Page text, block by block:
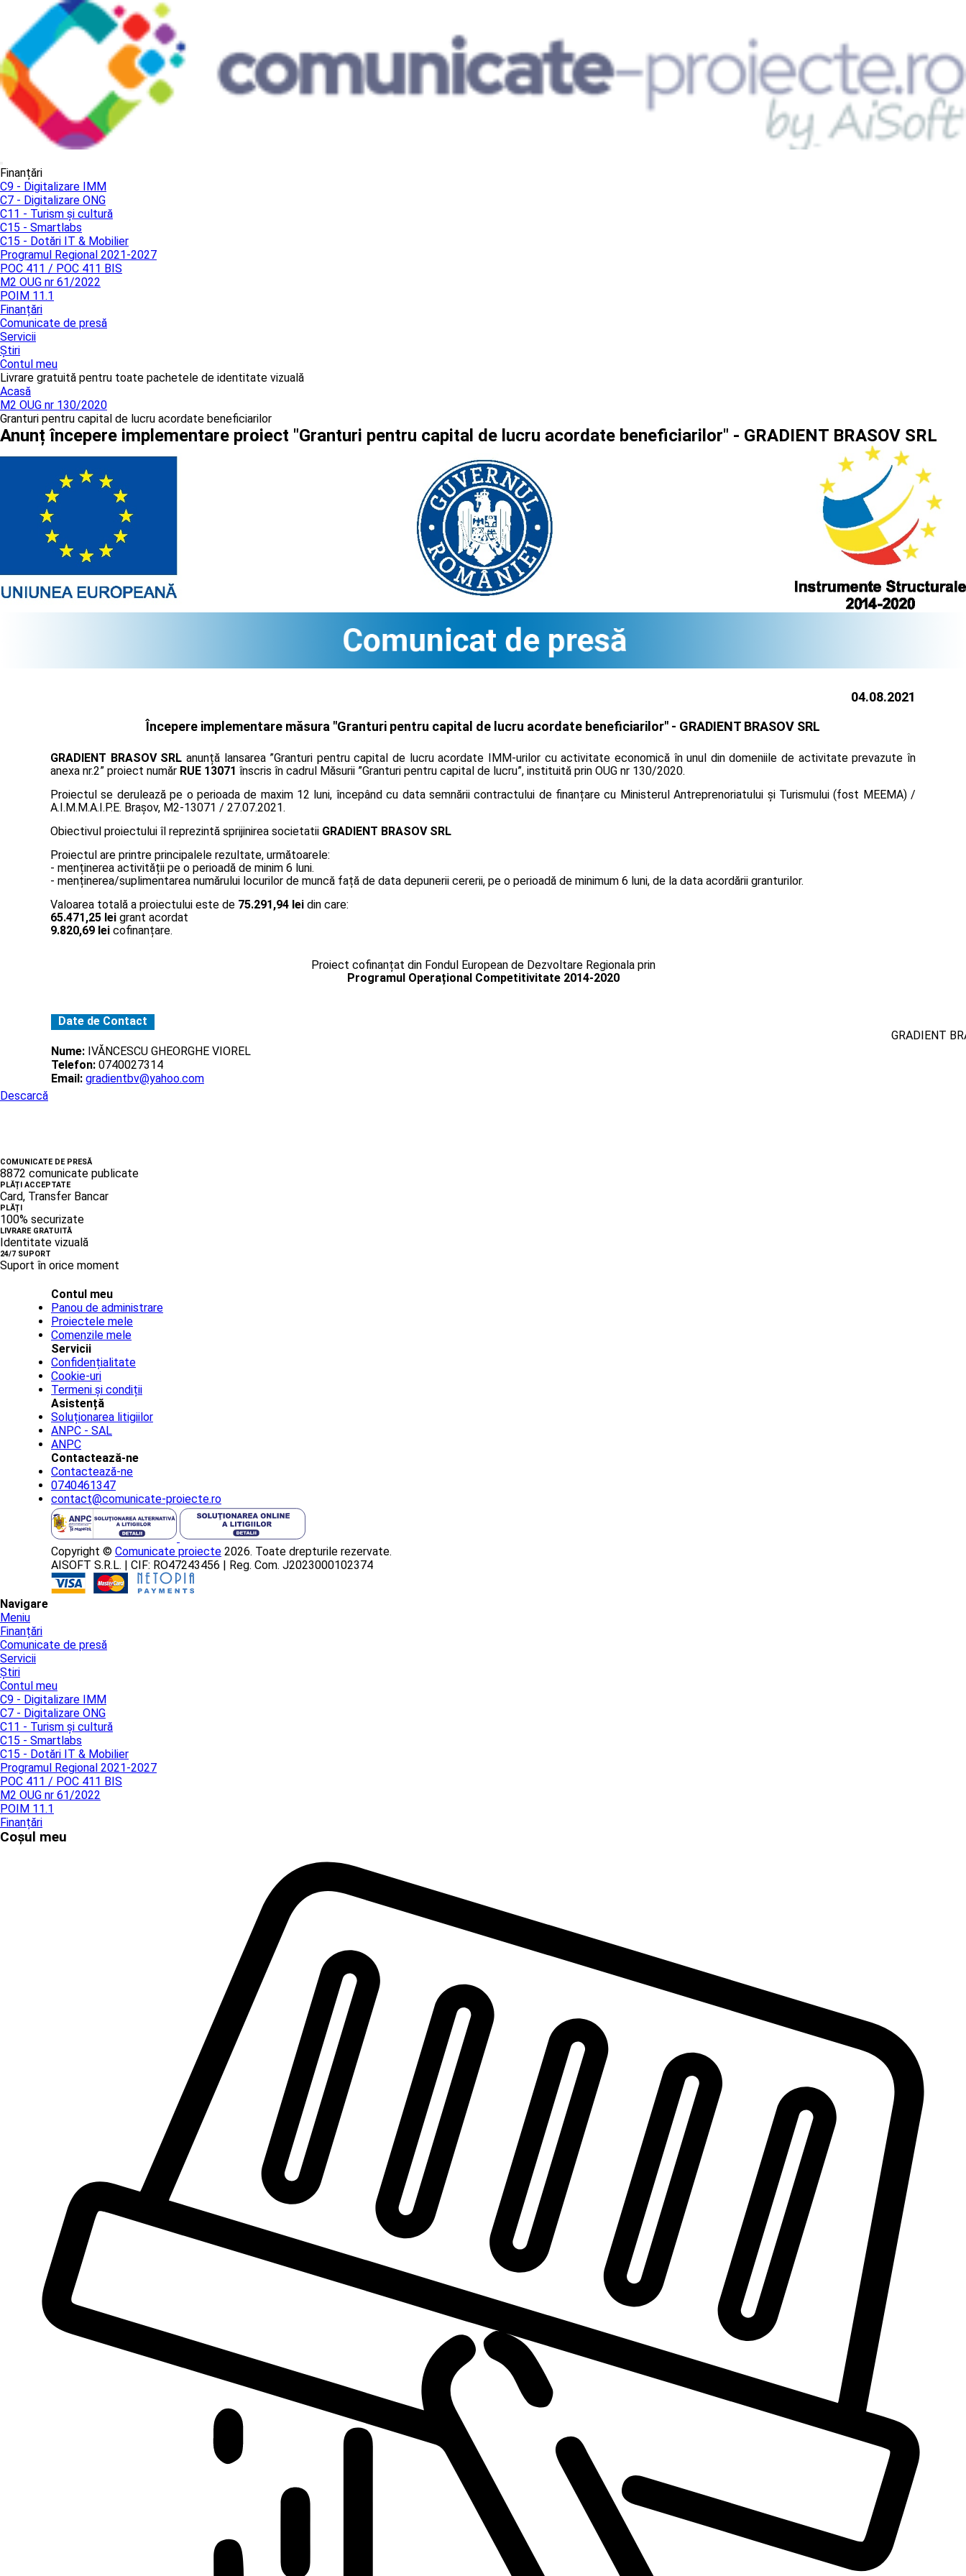
Finanțări
C9 - Digitalizare IMM
C7 - Digitalizare ONG
C11 - Turism și cultură
C15 - Smartlabs
C15 - Dotări IT & Mobilier
Programul Regional 2021-2027
POC 411 / POC 411 BIS
M2 OUG nr 61/2022
POIM 11.1
Finanțări
Comunicate de presă
Servicii
Știri
Contul meu
Livrare gratuită pentru toate pachetele de identitate vizuală
Acasă
M2 OUG nr 130/2020
Granturi pentru capital de lucru acordate beneficiarilor
Anunț începere implementare proiect "Granturi pentru capital de lucru acordate beneficiarilor" - GRADIENT BRASOV SRL
04.08.2021
Începere implementare măsura "Granturi pentru capital de lucru acordate beneficiarilor" - GRADIENT BRASOV SRL
GRADIENT BRASOV SRL anunță lansarea ”Granturi pentru capital de lucru acordate IMM-urilor cu activitate economică în unul din domeniile de activitate prevazute în
anexa nr.2” proiect număr RUE 13071 înscris în cadrul Măsurii ”Granturi pentru capital de lucru”, instituită prin OUG nr 130/2020.
Proiectul se derulează pe o perioada de maxim 12 luni, începând cu data semnării contractului de finanțare cu Ministerul Antreprenoriatului și Turismului (fost MEEMA) /
A.I.M.M.A.I.P.E. Braşov, M2-13071 / 27.07.2021.
Obiectivul proiectului îl reprezintă sprijinirea societatii GRADIENT BRASOV SRL
Proiectul are printre principalele rezultate, următoarele:
- menținerea activității pe o perioadă de minim 6 luni.
- menținerea/suplimentarea numărului locurilor de muncă față de data depunerii cererii, pe o perioadă de minimum 6 luni, de la data acordării granturilor.
Valoarea totală a proiectului este de 75.291,94 lei din care:
65.471,25 lei grant acordat
9.820,69 lei cofinanțare.
Proiect cofinanțat din Fondul European de Dezvoltare Regionala prin
Programul Operațional Competitivitate 2014-2020
Date de Contact
Nume: IVĂNCESCU GHEORGHE VIOREL
Telefon: 0740027314
Email: gradientbv@yahoo.com
GRADIENT
Descarcă
COMUNICATE DE PRESĂ
8872 comunicate publicate
PLĂȚI ACCEPTATE
Card, Transfer Bancar
PLĂȚI
100% securizate
LIVRARE GRATUITĂ
Identitate vizuală
24/7 SUPORT
Suport în orice moment
Contul meu
Panou de administrare
Proiectele mele
Comenzile mele
Servicii
Confidențialitate
Cookie-uri
Termeni și condiții
Asistență
Soluționarea litigiilor
ANPC - SAL
ANPC
Contactează-ne
Contactează-ne
0740461347
contact@comunicate-proiecte.ro
Copyright © Comunicate proiecte 2026. Toate drepturile rezervate.
AISOFT S.R.L. | CIF: RO47243456 | Reg. Com. J2023000102374
Navigare
Meniu
Finanțări
Comunicate de presă
Servicii
Știri
Contul meu
C9 - Digitalizare IMM
C7 - Digitalizare ONG
C11 - Turism și cultură
C15 - Smartlabs
C15 - Dotări IT & Mobilier
Programul Regional 2021-2027
POC 411 / POC 411 BIS
M2 OUG nr 61/2022
POIM 11.1
Finanțări
Coșul meu